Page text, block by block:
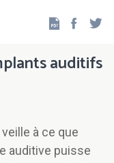
auditifs
à ce que
auditive puisse